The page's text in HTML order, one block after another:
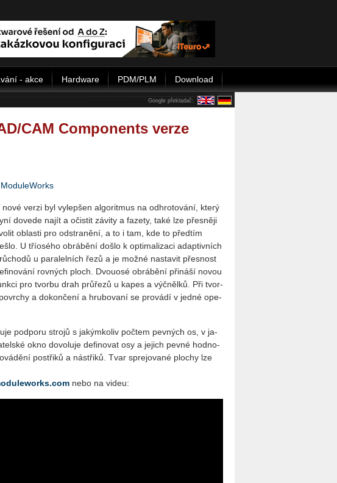
- akce Hardware PDM/PLM Download
Google překladač:
CAM Com­po­nents verze
ModuleWorks
nové verzi byl vy­lep­šen al­go­rit­mus na od­hrotování, který
do­ve­de najít a očis­tit zá­vi­ty a fa­ze­ty, také lze přes­ně­ji
ob­las­ti pro od­stra­ně­ní, a to i tam, kde to před­tím
U třío­sé­ho ob­rá­bě­ní došlo k op­ti­ma­li­za­ci adap­tiv­ních
u pa­ra­lel­ních řezů a je možné na­sta­vit přes­nost
rov­ných ploch. Dvou­o­sé ob­rá­bě­ní při­ná­ší novou
pro tvor­bu drah prů­ře­zů u kapes a výčněl­ků. Při tvor­
a do­kon­če­ní a hru­bo­va­ní se pro­vá­dí v jedné ope­
pod­po­ru stro­jů s ja­kým­ko­liv po­čtem pev­ných os, v ja­
okno do­vo­lu­je de­fi­no­vat osy a je­jich pevné hod­no­
po­stři­ků a ná­stři­ků. Tvar sprejo­va­né plo­chy lze
nebo na videu: